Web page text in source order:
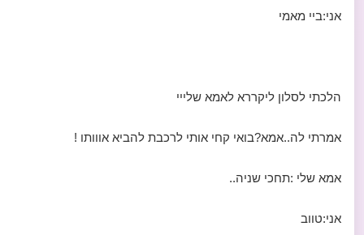
אני:ביי מאמי
הלכתי לסלון ליקררא לאמא שלייי
אמרתי לה..אמא?בואי קחי אותי לרכבת להביא אווותו !
אמא שלי :תחכי שניה..
אני:טווב